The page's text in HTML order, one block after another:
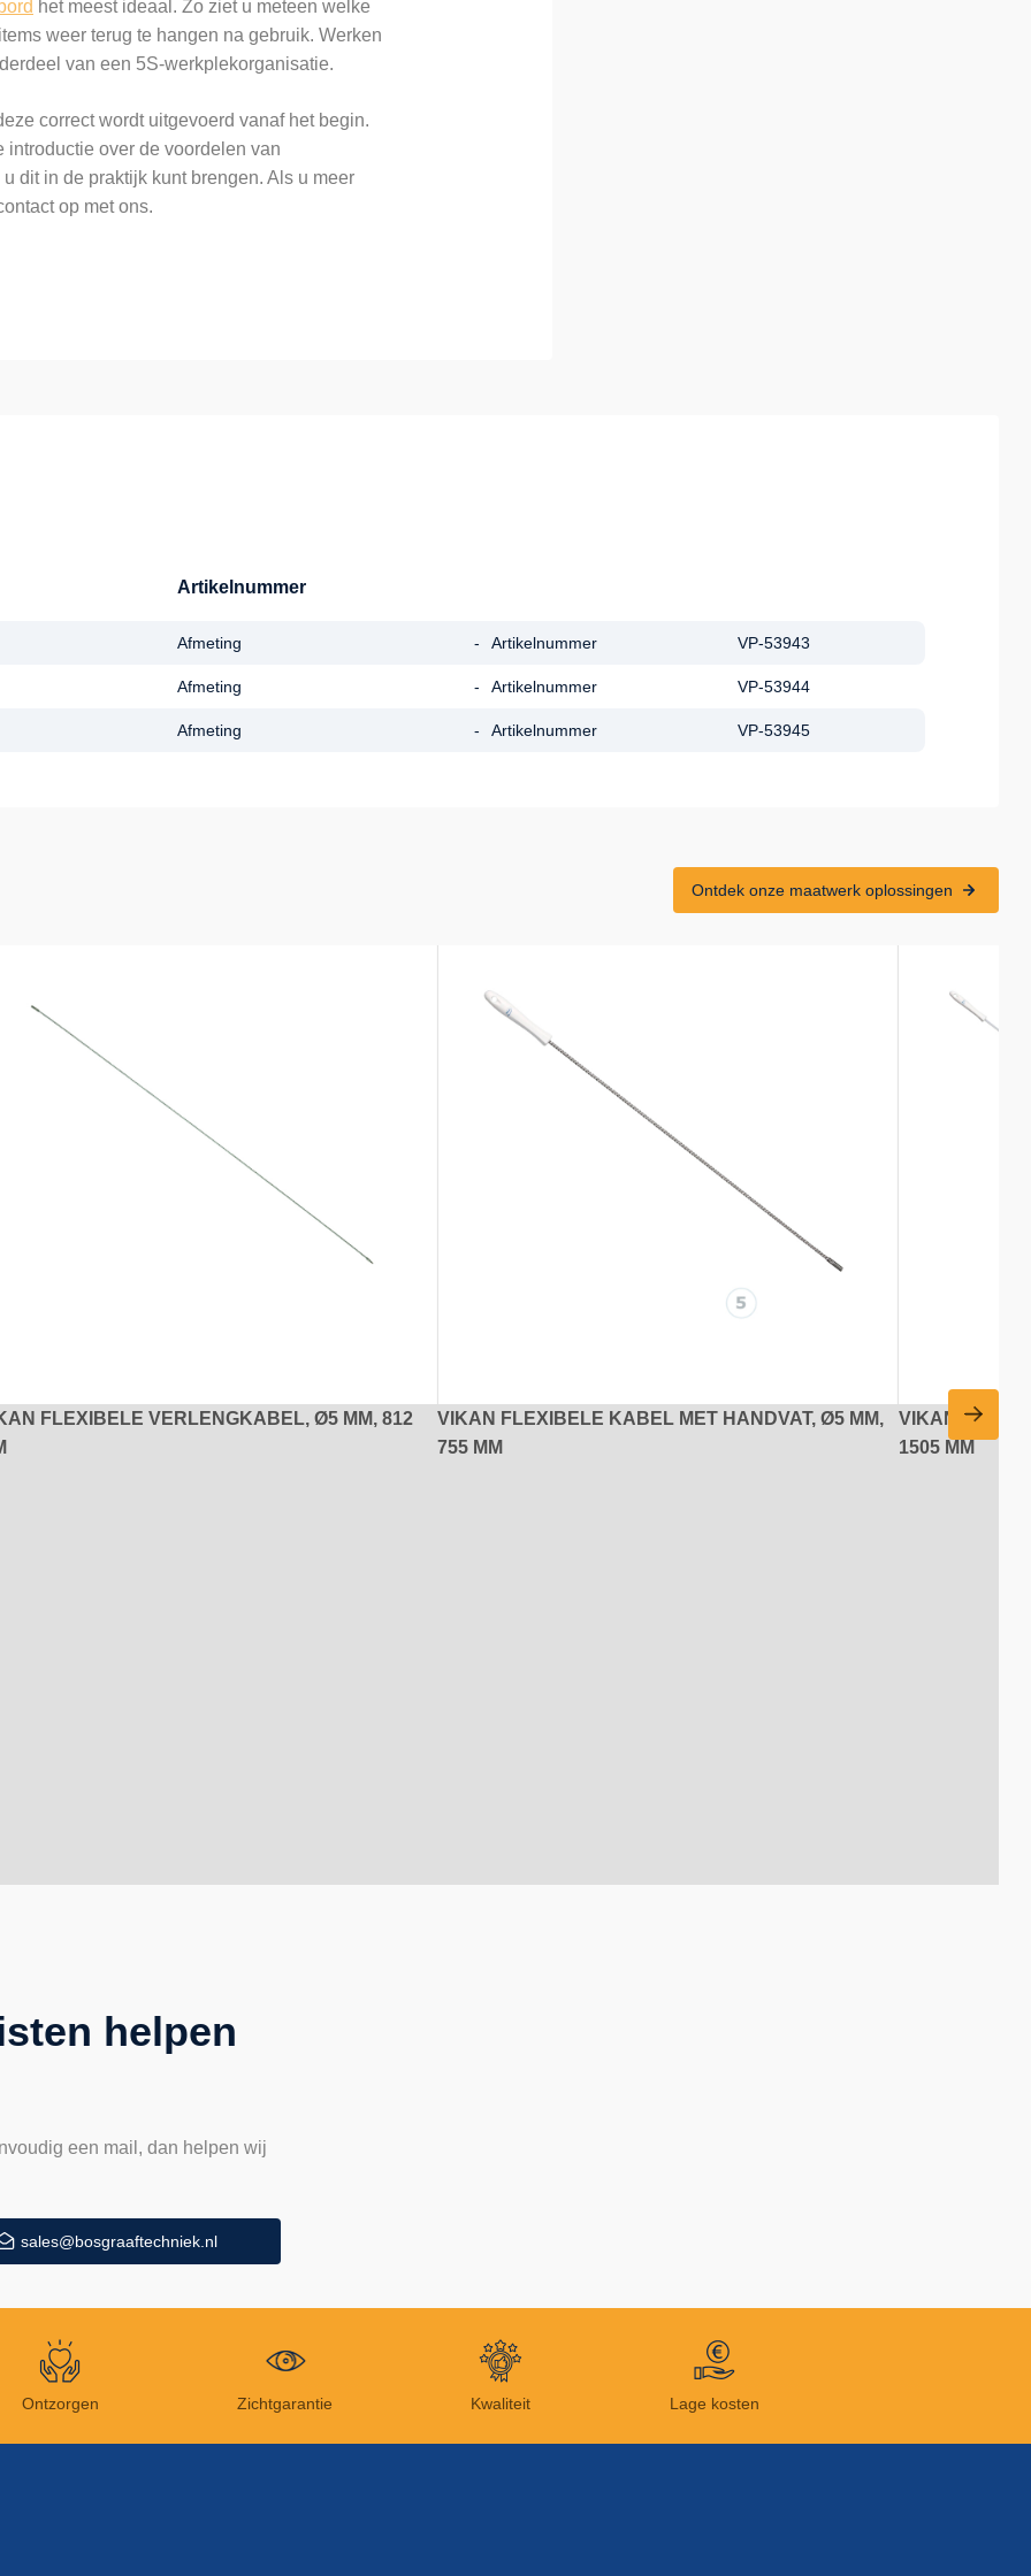
het meest ideaal. Zo ziet u meteen welke
weer terug te hangen na gebruik. Werken
van een 5S-werkplekorganisatie.
correct wordt uitgevoerd vanaf het begin.
over de voordelen van
dit in de praktijk kunt brengen. Als u meer
op met ons.
Artikelnummer
Afmeting - Artikelnummer VP-53943
Afmeting - Artikelnummer VP-53944
Afmeting - Artikelnummer VP-53945
Ontdek onze maatwerk oplossingen
FLEXIBELE VERLENGKABEL, Ø5 MM, 812
VIKAN FLEXIBELE KABEL MET HANDVAT, Ø5 MM,
755 MM
VIKAN
1505 MM
helpen
een mail, dan helpen wij
sales@bosgraaftechniek.nl
Ontzorgen Zichtgarantie Kwaliteit Lage kosten